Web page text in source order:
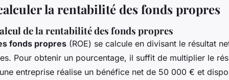
la rentabilité des fonds propres
de la rentabilité des fonds propres
fonds propres (ROE) se calcule en divisant le résultat
Pour obtenir un pourcentage, il suffit de multiplier le
entreprise réalise un bénéfice net de 50 000 € et